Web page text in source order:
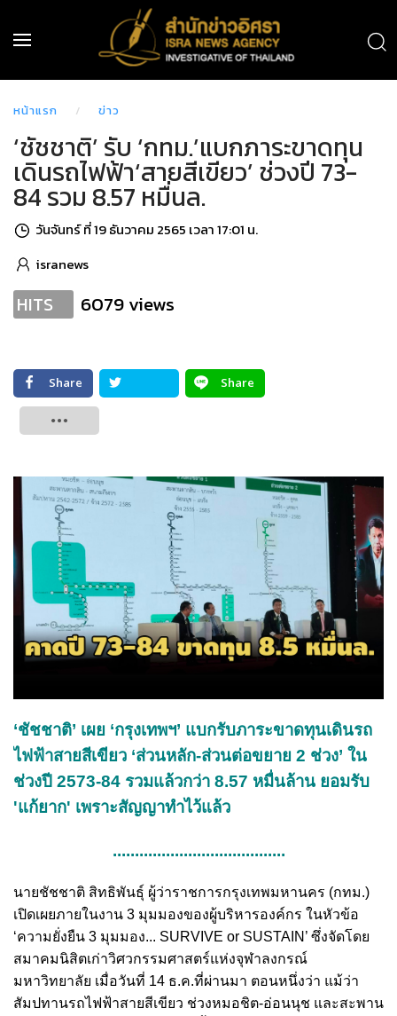
หน้าแรก ข่าว
‘ชัชชาติ’ รับ ‘กทม.’แบกภาระขาดทุน
เดินรถไฟฟ้า‘สายสีเขียว’ ช่วงปี 73-
84 รวม 8.57 หมื่นล.
วันจันทร์ ที่ 19 ธันวาคม 2565 เวลา 17:01 น.
isranews
HITS 6079 views
Share
Share
‘ชัชชาติ’ เผย ‘กรุงเทพฯ’ แบกรับภาระขาดทุนเดินรถ
ไฟฟ้าสายสีเขียว ‘ส่วนหลัก-ส่วนต่อขยาย 2 ช่วง’ ใน
ช่วงปี 2573-84 รวมแล้วกว่า 8.57 หมื่นล้าน ยอมรับ
'แก้ยาก' เพราะสัญญาทำไว้แล้ว
.......................................
นายชัชชาติ สิทธิพันธุ์ ผู้ว่าราชการกรุงเทพมหานคร (กทม.)
เปิดเผยภายในงาน 3 มุมมองของผู้บริหารองค์กร ในหัวข้อ
‘ความยั่งยืน 3 มุมมอง... SURVIVE or SUSTAIN’ ซึ่งจัดโดย
สมาคมนิสิตเก่าวิศวกรรมศาสตร์แห่งจุฬาลงกรณ์
มหาวิทยาลัย เมื่อวันที่ 14 ธ.ค.ที่ผ่านมา ตอนหนึ่งว่า แม้ว่า
สัมปทานรถไฟฟ้าสายสีเขียว ช่วงหมอชิต-อ่อนนุช และสะพาน